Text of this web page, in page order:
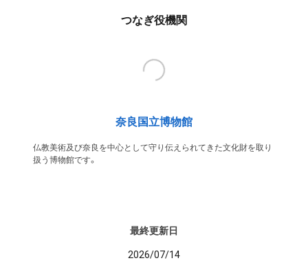
つなぎ役機関
奈良国立博物館
仏教美術及び奈良を中心として守り伝えられてきた文化財を取り
扱う博物館です。
最終更新日
2026/07/14